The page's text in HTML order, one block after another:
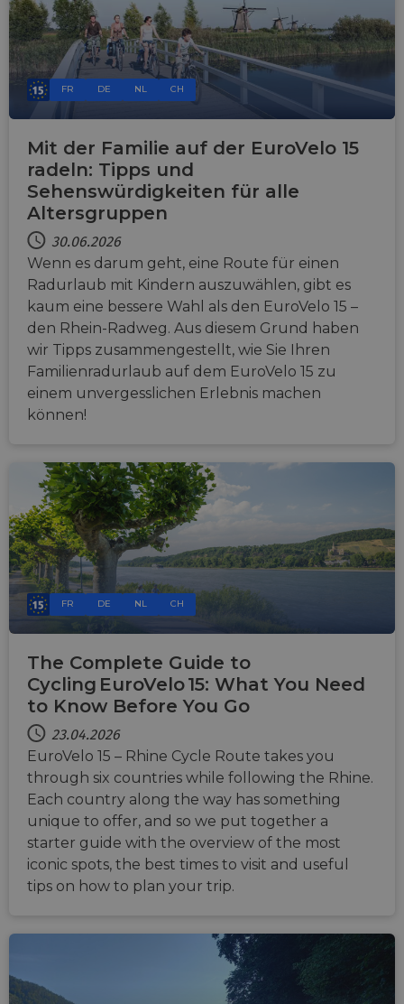
FR DE NL CH
Mit der Familie auf der EuroVelo 15
radeln: Tipps und
Sehenswürdigkeiten für alle
Altersgruppen
30.06.2026
Wenn es darum geht, eine Route für einen
Radurlaub mit Kindern auszuwählen, gibt es
kaum eine bessere Wahl als den EuroVelo 15 –
den Rhein-Radweg. Aus diesem Grund haben
wir Tipps zusammengestellt, wie Sie Ihren
Familienradurlaub auf dem EuroVelo 15 zu
einem unvergesslichen Erlebnis machen
können!
FR DE NL CH
The Complete Guide to
Cycling EuroVelo 15: What You Need
to Know Before You Go
23.04.2026
EuroVelo 15 – Rhine Cycle Route takes you
through six countries while following the Rhine.
Each country along the way has something
unique to offer, and so we put together a
starter guide with the overview of the most
iconic spots, the best times to visit and useful
tips on how to plan your trip.